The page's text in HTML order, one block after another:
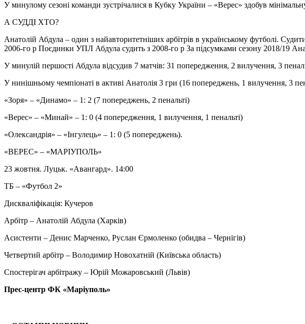
У минулому сезоні команди зустрічалися в Кубку України – «Верес» здобув
А СУДДІ ХТО?
Анатолій Абдула – один з найавторитетніших арбітрів в українському футболі.
2006-го р Поєдинки УПЛ Абдула судить з 2008-го р За підсумками сезону 2018/19
У минулій першості Абдула відсудив 7 матчів: 31 попередження, 2 вилучення, 3
У нинішньому чемпіонаті в активі Анатолія 3 гри (16 попереджень, 1 вилучення, 3
«Зоря» – «Динамо» – 1: 2 (7 попереджень, 2 пенальті)
«Верес» – «Минай» – 1: 0 (4 попередження, 1 вилучення, 1 пенальті)
«Олександрія» – «Інгулець» – 1: 0 (5 попереджень).
«ВЕРЕС» – «МАРІУПОЛЬ»
23 жовтня. Луцьк. «Авангард». 14:00
ТБ – «Футбол 2»
Дискваліфікація: Кучеров
Арбітр – Анатолій Абдула (Харків)
Асистенти – Денис Марченко, Руслан Єрмоленко (обидва – Чернігів)
Четвертий арбітр – Володимир Новохатній (Київська область)
Спостерігач арбітражу – Юрій Можаровський (Львів)
Прес-центр ФК «Маріуполь»